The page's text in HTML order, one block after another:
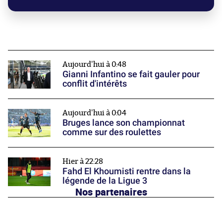
Aujourd'hui à 0:48
Gianni Infantino se fait gauler pour
conflit d'intérêts
Aujourd'hui à 0:04
Bruges lance son championnat
comme sur des roulettes
Hier à 22:28
Fahd El Khoumisti rentre dans la
légende de la Ligue 3
Nos partenaires